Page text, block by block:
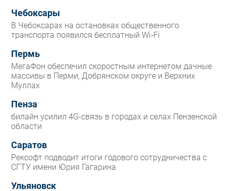
Чебоксары
В Чебоксарах на остановках общественного
транспорта появился бесплатный Wi‑Fi
Пермь
МегаФон обеспечил скоростным интернетом дачные
массивы в Перми, Добрянском округе и Верхних
Муллах
Пенза
билайн усилил 4G-связь в городах и селах Пензенской
области
Саратов
Рексофт подводит итоги годового сотрудничества с
СГТУ имени Юрия Гагарина
Ульяновск